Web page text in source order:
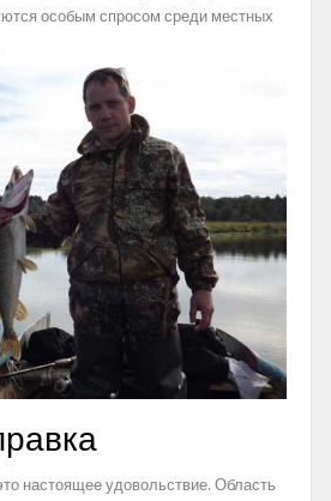
особым спросом среди местных
настоящее удовольствие. Область